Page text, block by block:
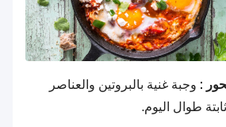
: وجبة غنية بالبروتين والعناصر
طوال اليوم.